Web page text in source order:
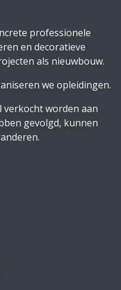
professionele
en decoratieve
als nieuwbouw.
we opleidingen.
worden aan
gevolgd, kunnen